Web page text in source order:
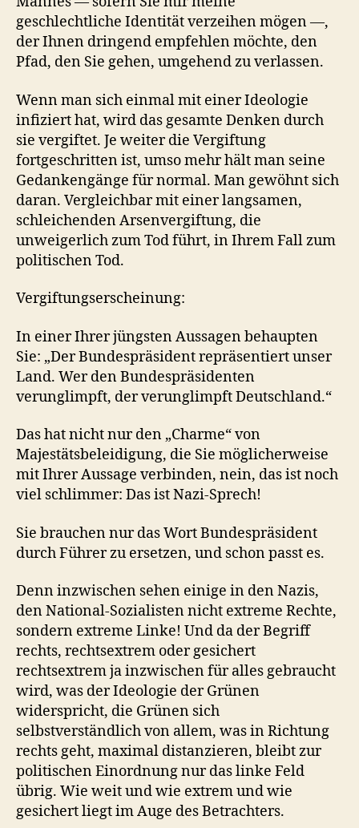
geschlechtliche Identität verzeihen mögen —,
der Ihnen dringend empfehlen möchte, den
Pfad, den Sie gehen, umgehend zu verlassen.
Wenn man sich einmal mit einer Ideologie
infiziert hat, wird das gesamte Denken durch
sie vergiftet. Je weiter die Vergiftung
fortgeschritten ist, umso mehr hält man seine
Gedankengänge für normal. Man gewöhnt sich
daran. Vergleichbar mit einer langsamen,
schleichenden Arsenvergiftung, die
unweigerlich zum Tod führt, in Ihrem Fall zum
politischen Tod.
Vergiftungserscheinung:
In einer Ihrer jüngsten Aussagen behaupten
Sie: „Der Bundespräsident repräsentiert unser
Land. Wer den Bundespräsidenten
verunglimpft, der verunglimpft Deutschland.“
Das hat nicht nur den „Charme“ von
Majestätsbeleidigung, die Sie möglicherweise
mit Ihrer Aussage verbinden, nein, das ist noch
viel schlimmer: Das ist Nazi-Sprech!
Sie brauchen nur das Wort Bundespräsident
durch Führer zu ersetzen, und schon passt es.
Denn inzwischen sehen einige in den Nazis,
den National-Sozialisten nicht extreme Rechte,
sondern extreme Linke! Und da der Begriff
rechts, rechtsextrem oder gesichert
rechtsextrem ja inzwischen für alles gebraucht
wird, was der Ideologie der Grünen
widerspricht, die Grünen sich
selbstverständlich von allem, was in Richtung
rechts geht, maximal distanzieren, bleibt zur
politischen Einordnung nur das linke Feld
übrig. Wie weit und wie extrem und wie
gesichert liegt im Auge des Betrachters.